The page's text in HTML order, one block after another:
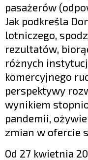
pasażerów
Jak podkreśla
lotniczego,
rezultatów,
różnych
komercyjnego
perspektywy
wynikiem
pandemii,
zmian w ofercie
Od 27 kwietnia